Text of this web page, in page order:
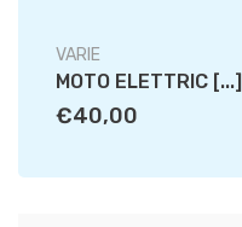
VARIE
MOTO ELETTRIC [...]
€40,00